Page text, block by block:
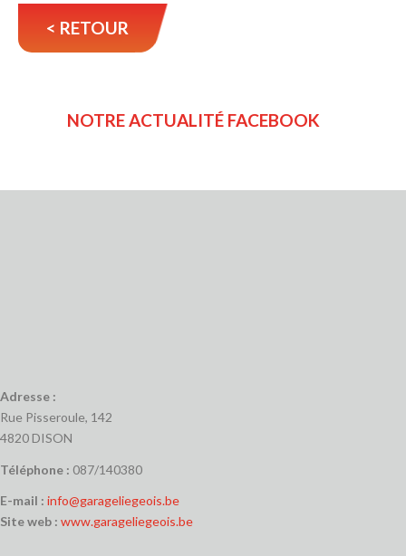
< RETOUR
NOTRE ACTUALITÉ FACEBOOK
Adresse :
Rue Pisseroule, 142
4820 DISON
Téléphone : 087/140380
E-mail : info@garageliegeois.be
Site web : www.garageliegeois.be